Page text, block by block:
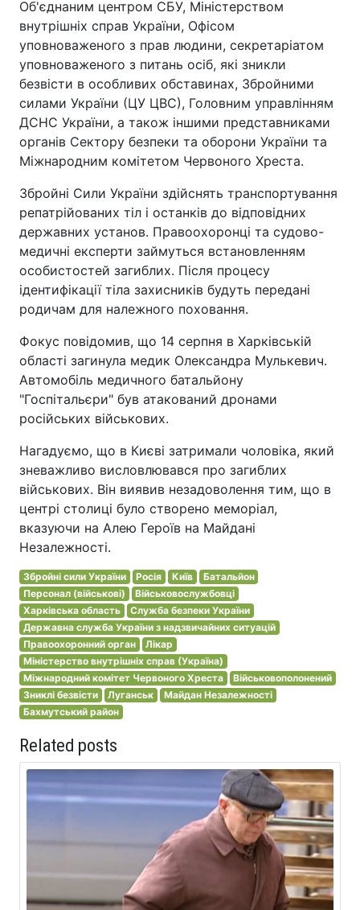
Об'єднаним центром СБУ, Міністерством
внутрішніх справ України, Офісом
уповноваженого з прав людини, секретаріатом
уповноваженого з питань осіб, які зникли
безвісти в особливих обставинах, Збройними
силами України (ЦУ ЦВС), Головним управлінням
ДСНС України, а також іншими представниками
органів Сектору безпеки та оборони України та
Міжнародним комітетом Червоного Хреста.
Збройні Сили України здійснять транспортування
репатрійованих тіл і останків до відповідних
державних установ. Правоохоронці та судово-
медичні експерти займуться встановленням
особистостей загиблих. Після процесу
ідентифікації тіла захисників будуть передані
родичам для належного поховання.
Фокус повідомив, що 14 серпня в Харківській
області загинула медик Олександра Мулькевич.
Автомобіль медичного батальйону
"Госпітальєри" був атакований дронами
російських військових.
Нагадуємо, що в Києві затримали чоловіка, який
зневажливо висловлювався про загиблих
військових. Він виявив незадоволення тим, що в
центрі столиці було створено меморіал,
вказуючи на Алею Героїв на Майдані
Незалежності.
Збройні сили України Росія Київ
Батальйон
Персонал (військові)
Військовослужбовці
Харківська область
Служба безпеки України
Державна служба України з надзвичайних ситуацій
Правоохоронний орган
Лікар
Міністерство внутрішніх справ (Україна)
Міжнародний комітет Червоного Хреста
Військовополонений
Зниклі безвісти
Луганськ
Майдан Незалежності
Бахмутський район
Related posts